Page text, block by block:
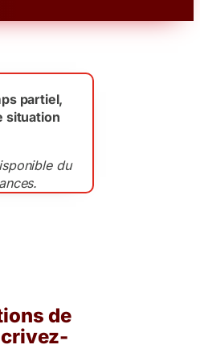
partiel,
situation
du
de